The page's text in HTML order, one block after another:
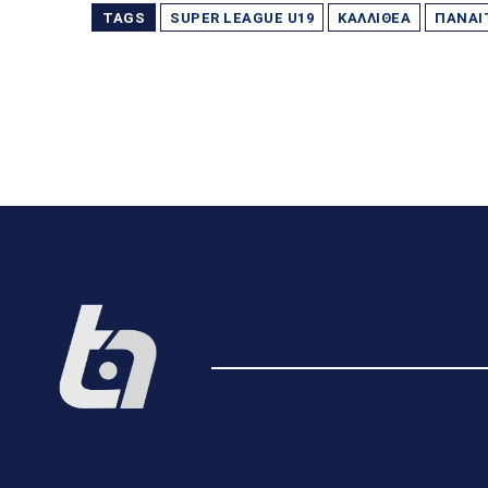
TAGS SUPER LEAGUE U19 ΚΑΛΛΙΘΈΑ